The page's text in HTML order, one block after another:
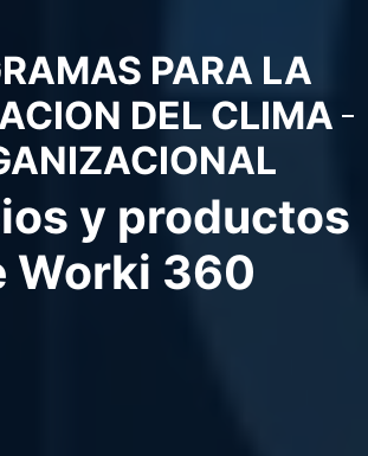
PARA LA
DEL CLIMA
y productos
Worki 360